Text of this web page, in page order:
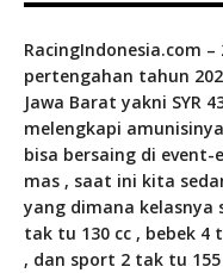
RacingIndonesia.com –
pertengahan tahun
Jawa Barat yakni SYR
melengkapi
bisa bersaing di event-
mas , saat ini kita
yang dimana kelasnya
tak tu 130 cc , bebek 4
, dan sport 2 tak tu